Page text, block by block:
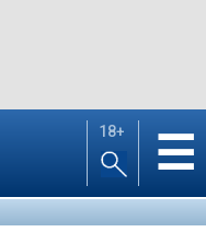
18+ ☰